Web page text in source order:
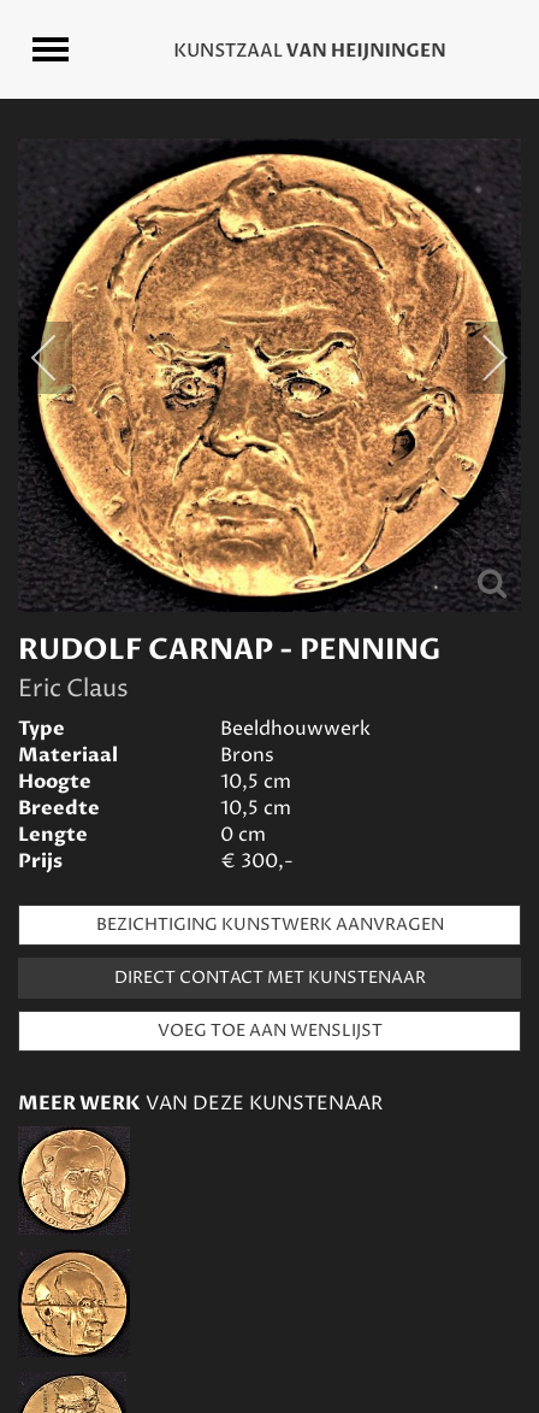
RUDOLF CARNAP - PENNING
Eric Claus
Type
Beeldhouwwerk
Materiaal
Brons
Hoogte
10,5 cm
Breedte
10,5 cm
Lengte
0cm
Prijs
€ 300,-
BEZICHTIGING KUNSTWERK AANVRAGEN
DIRECT CONTACT MET KUNSTENAAR
MEER WERK VAN DEZE KUNSTENAAR